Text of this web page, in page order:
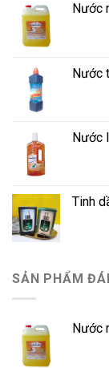
Nước
Nước
Nước
Tinh
SẢN PHẨM
Nước